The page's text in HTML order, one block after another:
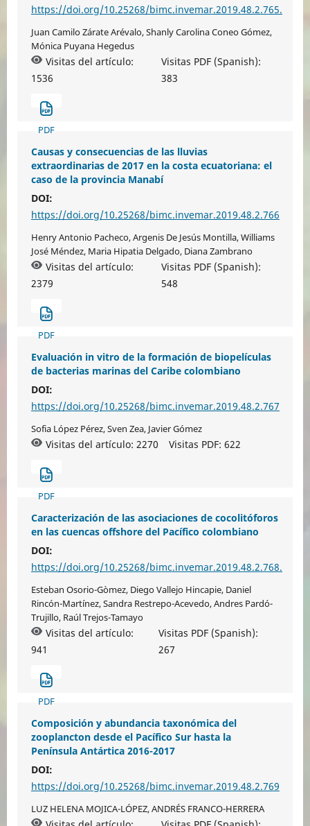
https://doi.org/10.25268/bimc.invemar.2019.48.2.765.
Juan Camilo Zárate Arévalo, Shanly Carolina Coneo Gómez,
Mónica Puyana Hegedus
Visitas del artículo:
1536
Visitas PDF (Spanish):
383
PDF
Causas y consecuencias de las lluvias
extraordinarias de 2017 en la costa ecuatoriana: el
caso de la provincia Manabí
DOI:
https://doi.org/10.25268/bimc.invemar.2019.48.2.766
Henry Antonio Pacheco, Argenis De Jesús Montilla, Williams
José Méndez, Maria Hipatia Delgado, Diana Zambrano
Visitas del artículo:
2379
Visitas PDF (Spanish):
548
PDF
Evaluación in vitro de la formación de biopelículas
de bacterias marinas del Caribe colombiano
DOI:
https://doi.org/10.25268/bimc.invemar.2019.48.2.767
Sofia López Pérez, Sven Zea, Javier Gómez
Visitas del artículo: 2270 Visitas PDF: 622
PDF
Caracterización de las asociaciones de cocolitóforos
en las cuencas offshore del Pacífico colombiano
DOI:
https://doi.org/10.25268/bimc.invemar.2019.48.2.768.
Esteban Osorio-Gòmez, Diego Vallejo Hincapie, Daniel
Rincón-Martínez, Sandra Restrepo-Acevedo, Andres Pardó-
Trujillo, Raúl Trejos-Tamayo
Visitas del artículo:
941
Visitas PDF (Spanish):
267
PDF
Composición y abundancia taxonómica del
zooplancton desde el Pacífico Sur hasta la
Península Antártica 2016-2017
DOI:
https://doi.org/10.25268/bimc.invemar.2019.48.2.769
LUZ HELENA MOJICA-LÓPEZ, ANDRÉS FRANCO-HERRERA